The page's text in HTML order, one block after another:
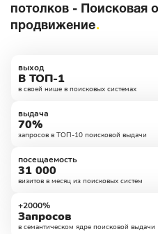
потолков - Поисковая
продвижение
выход
В ТОП-1
в своей нише в поисковых системах
выдача
70%
запросов в ТОП-10 поисковой выдачи
посещаемость
31 000
визитов в месяц из поисковых систем
+2000%
Запросов
в семантическом ядре поисковой выдачи